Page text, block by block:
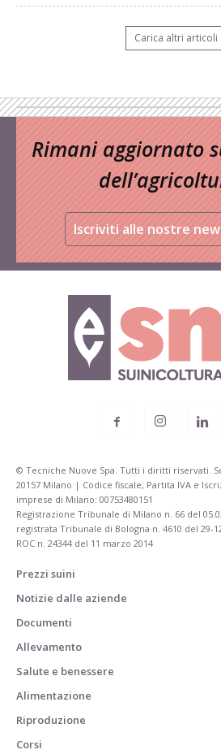
Carica altri articoli
Rimani aggiornato
Iscriviti alle nostre
© Tecniche Nuove Spa. Tutti i diritti riservati.
20157 Milano | Codice fiscale, Partita IVA e
imprese di Milano: 00753480151
Registrazione Tribunale di Milano n. 66 del
registrata Tribunale di Bologna n. 4610 del 29-
ROC n. 24344 del 11 marzo 2014
Prezzi suini
Notizie dalle aziende
Documenti
Allevamento
Salute e benessere
Alimentazione
Riproduzione
Corsi